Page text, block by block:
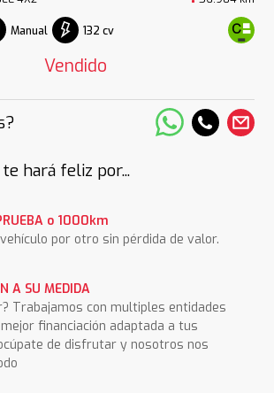
Manual 132 cv
Vendido
hará feliz por...
o 1000km
por otro sin pérdida de valor.
A SU MEDIDA
Trabajamos con multiples entidades
financiación adaptada a tus
de disfrutar y nosotros nos